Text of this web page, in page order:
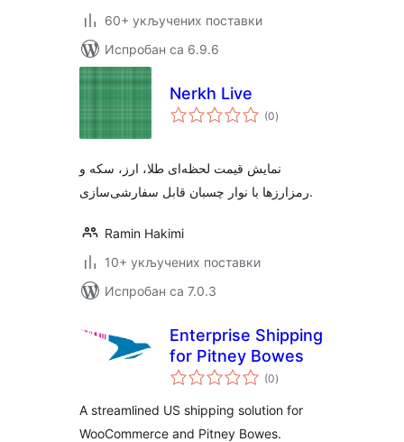
60+ укључених поставки
Испробан са 6.9.6
Nerkh Live
(0укупних
оцена
)
نمایش قیمت لحظه‌ای طلا، ارز، سکه و
رمزارزها با نوار چسبان قابل سفارشی‌سازی.
Ramin Hakimi
10+ укључених поставки
Испробан са 7.0.3
Enterprise Shipping
for Pitney Bowes
(0укупних
оцена
)
A streamlined US shipping solution for
WooCommerce and Pitney Bowes.